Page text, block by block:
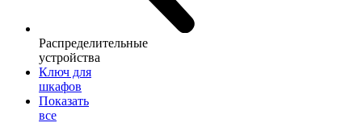
Распределительные
устройства
Ключ для
шкафов
Показать
все